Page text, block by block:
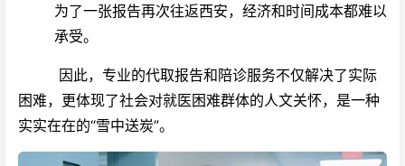
为了一张报告再次往返西安，经济和时间成本都难以
承受。
因此，专业的代取报告和陪诊服务不仅解决了实际
困难，更体现了社会对就医困难群体的人文关怀，是一种
实实在在的“雪中送炭”。